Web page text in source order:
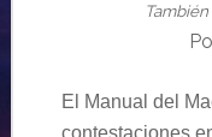
También
El Manual del
contestaciones